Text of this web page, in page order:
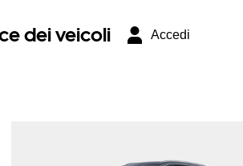
dei veicoli Accedi